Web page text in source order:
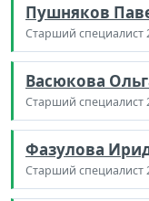
Пушняков
Старший специалист
Васюкова
Старший специалист
Фазулова
Старший специалист